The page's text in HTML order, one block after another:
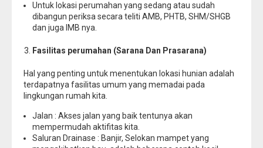
Untuk lokasi perumahan yang sedang atau sudah
dibangun periksa secara teliti AMB, PHTB, SHM/SHGB
dan juga IMB nya.
Fasilitas perumahan (Sarana Dan Prasarana)
Hal yang penting untuk menentukan lokasi hunian adalah
terdapatnya fasilitas umum yang memadai pada
lingkungan rumah kita.
Jalan : Akses jalan yang baik tentunya akan
mempermudah aktifitas kita.
Saluran Drainase : Banjir, Selokan mampet yang